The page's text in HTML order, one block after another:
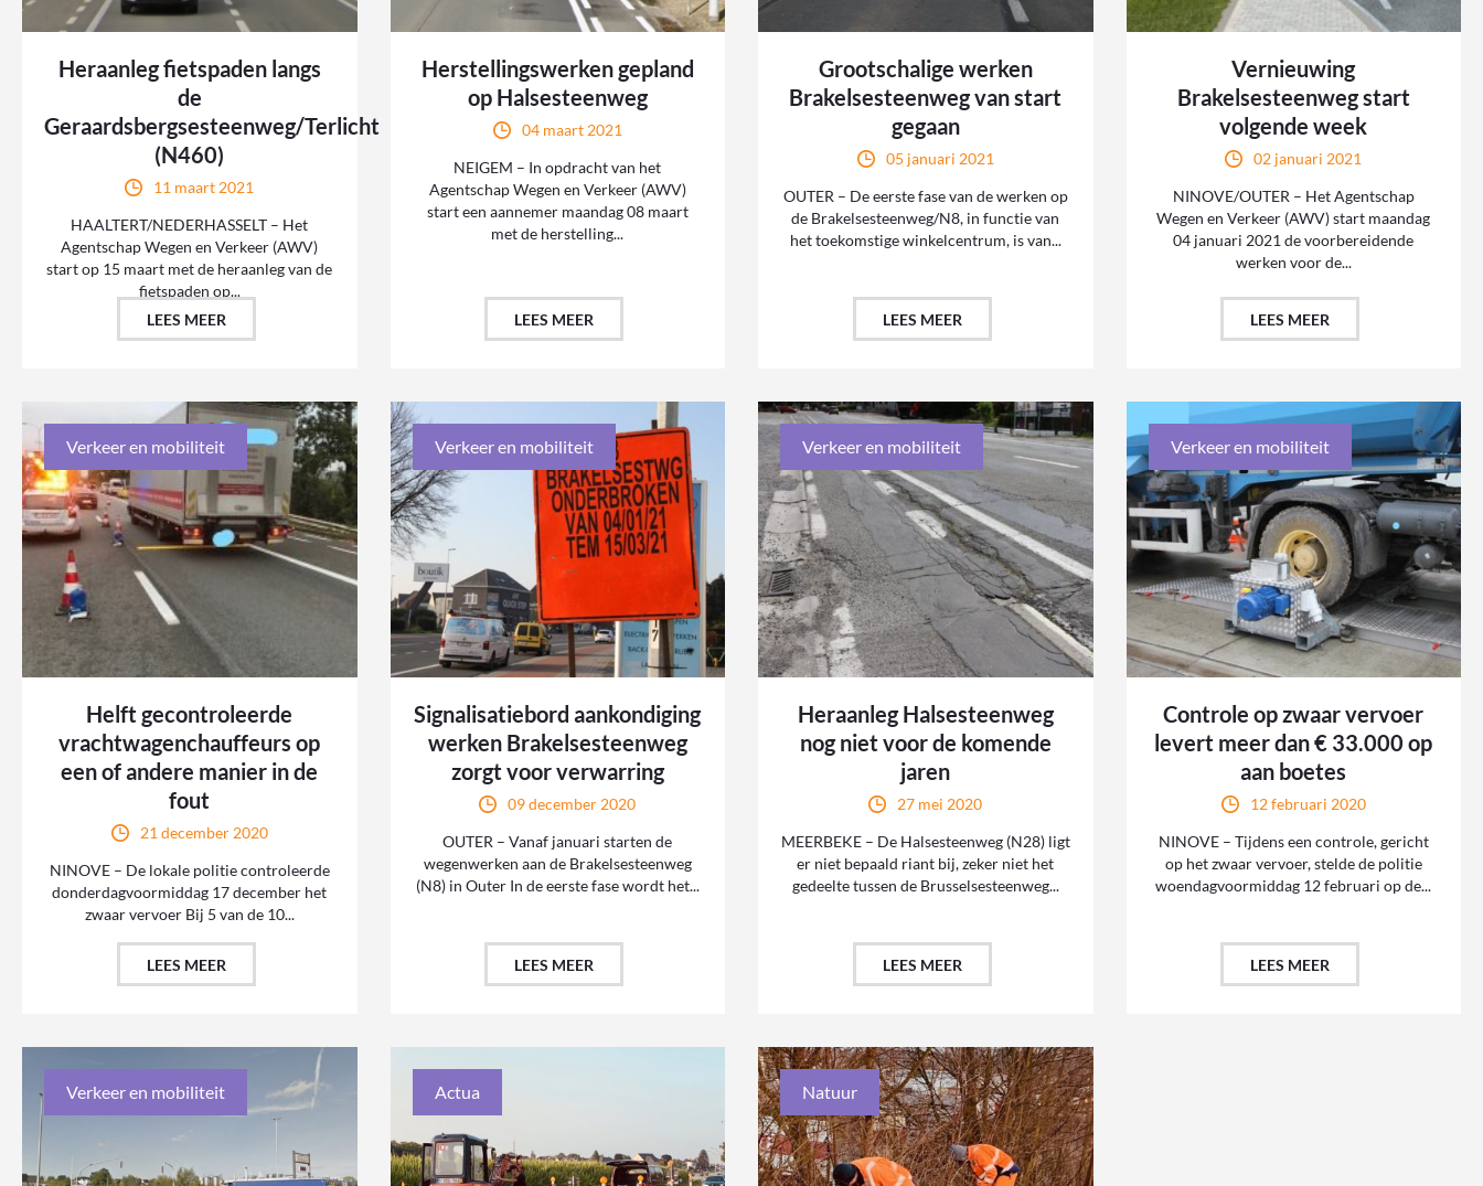
Heraanleg fietspaden langs
de
Geraardsbergsesteenweg/Terlicht
(N460)
11 maart 2021
HAALTERT/NEDERHASSELT – Het
Agentschap Wegen en Verkeer (AWV)
start op 15 maart met de heraanleg van de
fietspaden op...
LEES MEER
Herstellingswerken gepland
op Halsesteenweg
04 maart 2021
NEIGEM – In opdracht van het
Agentschap Wegen en Verkeer (AWV)
start een aannemer maandag 08 maart
met de herstelling...
LEES MEER
Grootschalige werken
Brakelsesteenweg van start
gegaan
05 januari 2021
OUTER – De eerste fase van de werken op
de Brakelsesteenweg/N8, in functie van
het toekomstige winkelcentrum, is van...
LEES MEER
Vernieuwing
Brakelsesteenweg start
volgende week
02 januari 2021
NINOVE/OUTER – Het Agentschap
Wegen en Verkeer (AWV) start maandag
04 januari 2021 de voorbereidende
werken voor de...
LEES MEER
Verkeer en mobiliteit
Helft gecontroleerde
vrachtwagenchauffeurs op
een of andere manier in de
fout
21 december 2020
NINOVE – De lokale politie controleerde
donderdagvoormiddag 17 december het
zwaar vervoer Bij 5 van de 10...
LEES MEER
Verkeer en mobiliteit
Signalisatiebord aankondiging
werken Brakelsesteenweg
zorgt voor verwarring
09 december 2020
OUTER – Vanaf januari starten de
wegenwerken aan de Brakelsesteenweg
(N8) in Outer In de eerste fase wordt het...
LEES MEER
Verkeer en mobiliteit
Heraanleg Halsesteenweg
nog niet voor de komende
jaren
27 mei 2020
MEERBEKE – De Halsesteenweg (N28) ligt
er niet bepaald riant bij, zeker niet het
gedeelte tussen de Brusselsesteenweg...
LEES MEER
Verkeer en mobiliteit
Controle op zwaar vervoer
levert meer dan € 33.000 op
aan boetes
12 februari 2020
NINOVE – Tijdens een controle, gericht
op het zwaar vervoer, stelde de politie
woendagvoormiddag 12 februari op de...
LEES MEER
Verkeer en mobiliteit Actua Natuur